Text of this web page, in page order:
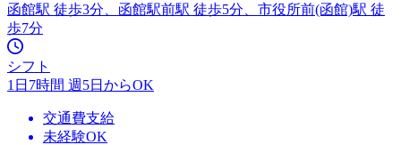
函館駅 徒歩3分、函館駅前駅 徒歩5分、市役所前(函館)駅 徒
歩7分
シフト
1日7時間 週5日からOK
交通費支給
未経験OK